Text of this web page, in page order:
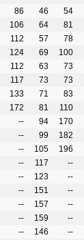
86 46 54
106 64 81
112 57 78
124 69 100
112 63 73
117 73 73
133 71 83
172 81 110
-- 94 170
-- 99 182
-- 105 196
-- 117 --
-- 123 --
-- 151 --
-- 157 --
-- 159 --
-- 146 --